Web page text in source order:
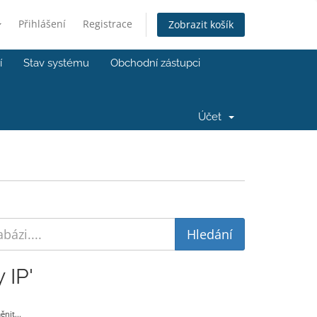
Přihlášení Registrace Zobrazit košík
Stav systému Obchodní zástupci
Účet
IP'